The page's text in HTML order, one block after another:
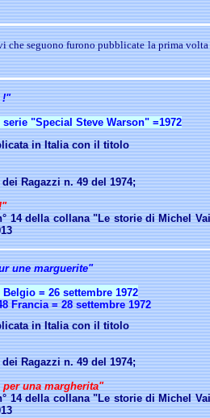
che seguono furono pubblicate la prima
!"
"Special Steve Warson" =1972
in Italia con il titolo
Ragazzi n. 49 del 1974;
14 della collana "Le storie di Michel
une marguerite"
= 26 settembre 1972
Francia = 28 settembre 1972
in Italia con il titolo
Ragazzi n. 49 del 1974;
una margherita"
14 della collana "Le storie di Michel